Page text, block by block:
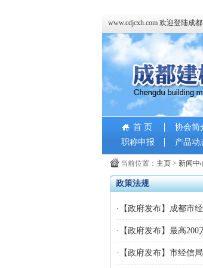
www.cdjcxh.com 欢迎登陆成
首 页 协会简
职称申报
产品动
当前位置： 主页 > 新闻中
政策法规
· 【政府发布】成都市
· 【政府发布】最高
· 【政府发布】市经信